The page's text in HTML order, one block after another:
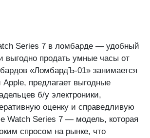
Series 7 в ломбарде — удобный
выгодно продать умные часы от
«ЛомбардЪ-01» занимается
Apple, предлагает выгодные
б/у электроники,
оценку и справедливую
Watch Series 7 — модель, которая
спросом на рынке, что